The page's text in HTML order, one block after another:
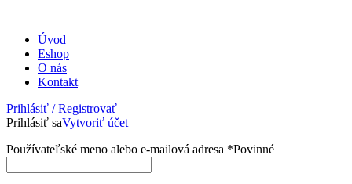
Úvod
Eshop
O nás
Kontakt
Prihlásiť / Registrovať
Prihlásiť saVytvoriť účet
Používateľské meno alebo e-mailová adresa *Povinné